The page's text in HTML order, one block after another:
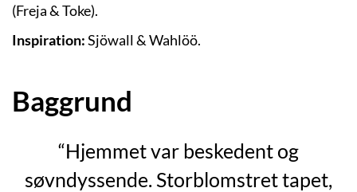
(Freja & Toke).
Inspiration:Sjöwall & Wahlöö.
Baggrund
“Hjemmet var beskedent og
søvndyssende. Storblomstret tapet,